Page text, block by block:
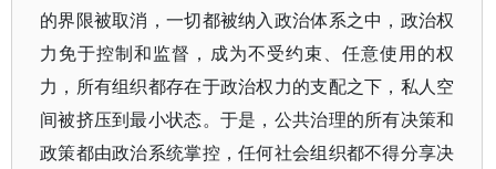
的界限被取消，一切都被纳入政治体系之中，政治权
力免于控制和监督，成为不受约束、任意使用的权
力，所有组织都存在于政治权力的支配之下，私人空
间被挤压到最小状态。于是，公共治理的所有决策和
政策都由政治系统掌控，任何社会组织都不得分享决